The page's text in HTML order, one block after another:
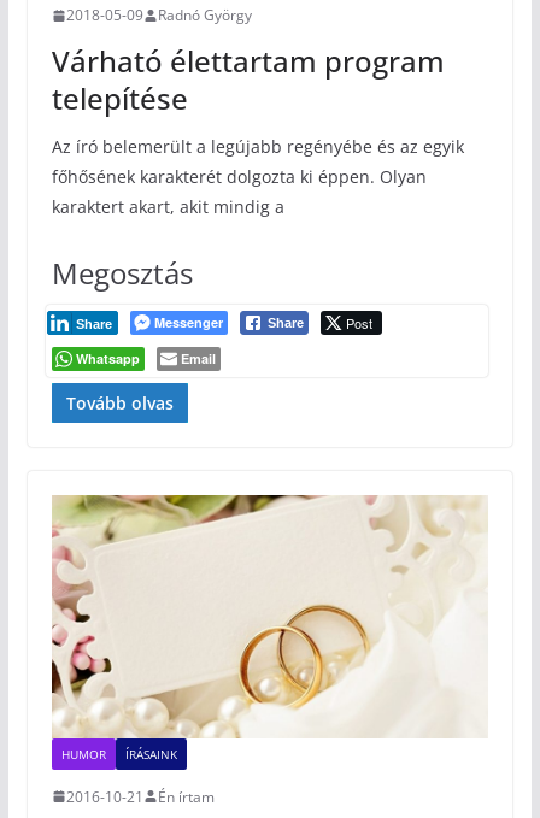
2018-05-09 Radnó György
Várható élettartam program
telepítése
Az író belemerült a legújabb regényébe és az egyik
főhősének karakterét dolgozta ki éppen. Olyan
karaktert akart, akit mindig a
Megosztás
Messenger Share Post
Share
Whatsapp Email
Tovább olvas
HUMOR ÍRÁSAINK
2016-10-21 Én írtam